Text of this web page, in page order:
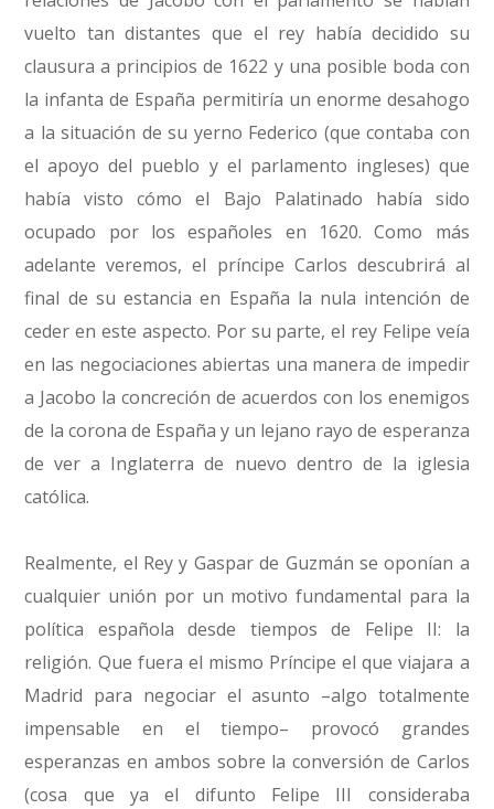
vuelto tan distantes que el rey había decidido su
clausura a principios de 1622 y una posible boda con
la infanta de España permitiría un enorme desahogo
a la situación de su yerno Federico (que contaba con
el apoyo del pueblo y el parlamento ingleses) que
había visto cómo el Bajo Palatinado había sido
ocupado por los españoles en 1620. Como más
adelante veremos, el príncipe Carlos descubrirá al
final de su estancia en España la nula intención de
ceder en este aspecto. Por su parte, el rey Felipe veía
en las negociaciones abiertas una manera de impedir
a Jacobo la concreción de acuerdos con los enemigos
de la corona de España y un lejano rayo de esperanza
de ver a Inglaterra de nuevo dentro de la iglesia
católica.
Realmente, el Rey y Gaspar de Guzmán se oponían a
cualquier unión por un motivo fundamental para la
política española desde tiempos de Felipe II: la
religión. Que fuera el mismo Príncipe el que viajara a
Madrid para negociar el asunto –algo totalmente
impensable en el tiempo– provocó grandes
esperanzas en ambos sobre la conversión de Carlos
(cosa que ya el difunto Felipe III consideraba